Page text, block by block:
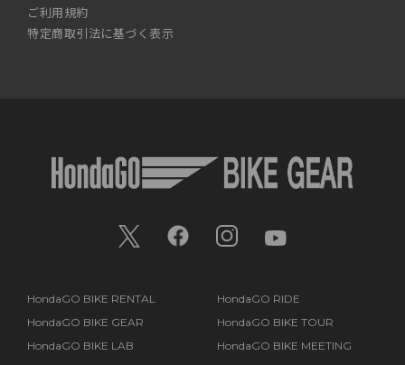
ご利用規約
特定商取引法に基づく表示
HondaGO BIKE RENTAL
HondaGO RIDE
HondaGO BIKE GEAR
HondaGO BIKE TOUR
HondaGO BIKE LAB
HondaGO BIKE MEETING